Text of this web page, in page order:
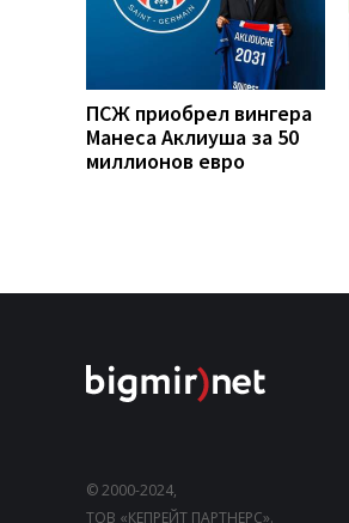
ПСЖ приобрел вингера
Манеса Аклиуша за 50
миллионов евро
© 2000-2024,
ТОВ «КЕПРЕЙТ ПАРТНЕРС».